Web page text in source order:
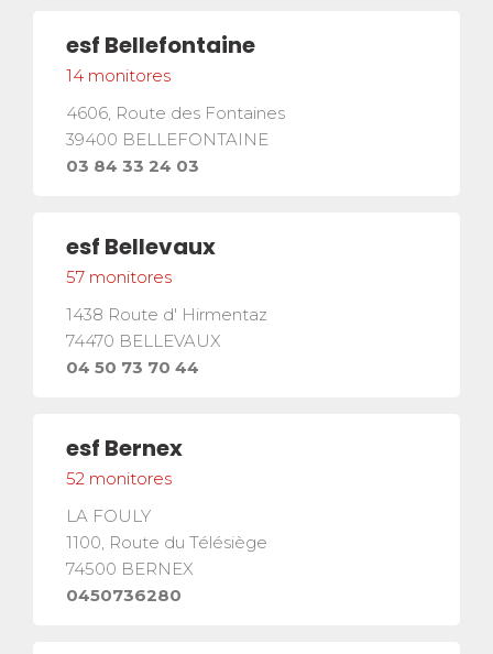
esf Bellefontaine
14 monitores
4606, Route des Fontaines
39400 BELLEFONTAINE
03 84 33 24 03
esf Bellevaux
57 monitores
1438 Route d' Hirmentaz
74470 BELLEVAUX
04 50 73 70 44
esf Bernex
52 monitores
LA FOULY
1100, Route du Télésiège
74500 BERNEX
0450736280